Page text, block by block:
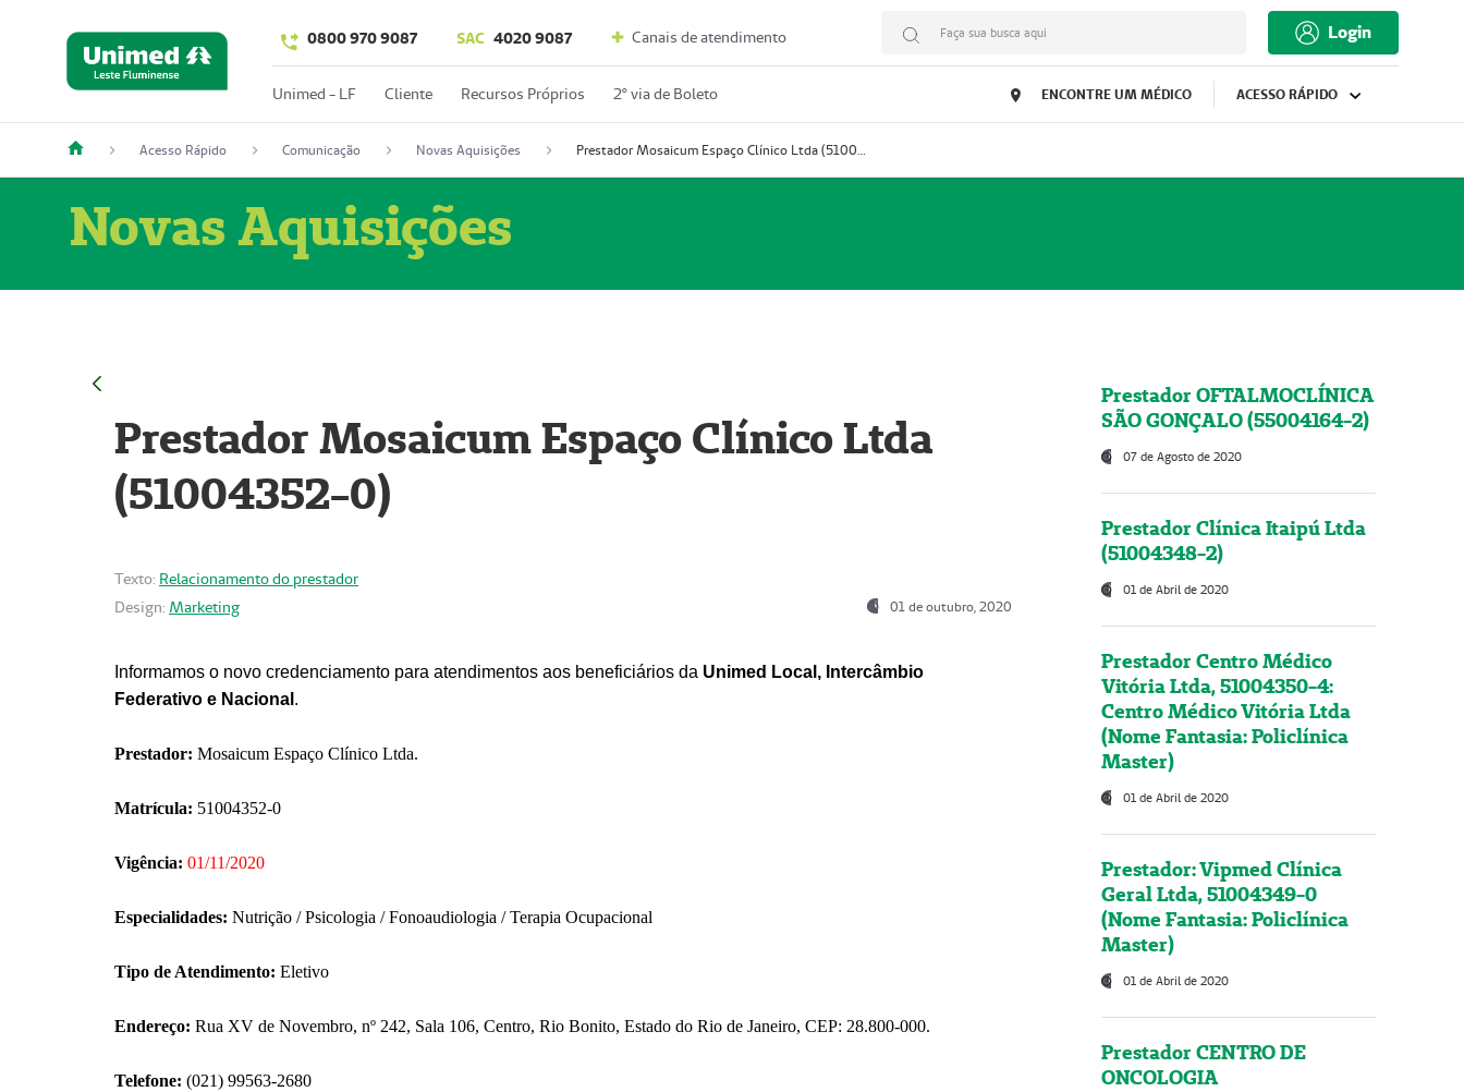
0800 970 9087 SAC 4020 9087 Canais de atendimento Faça sua busca aqui Login
Unimed - LF Cliente Recursos Próprios 2º via de Boleto ENCONTRE UM MÉDICO ACESSO RÁPIDO
Acesso Rápido Comunicação Novas Aquisições Prestador Mosaicum Espaço Clínico Ltda (51004352-0)
Novas Aquisições
Prestador Mosaicum Espaço Clínico Ltda
(51004352-0)
Texto: Relacionamento do prestador
Design: Marketing 01 de outubro, 2020
Informamos o novo credenciamento para atendimentos aos beneficiários da Unimed Local, Intercâmbio
Federativo e Nacional .
Prestador: Mosaicum Espaço Clínico Ltda.
Matrícula: 51004352-0
Vigência: 01/11/2020
Especialidades: Nutrição / Psicologia / Fonoaudiologia / Terapia Ocupacional
Tipo de Atendimento: Eletivo
Endereço: Rua XV de Novembro, nº 242, Sala 106, Centro, Rio Bonito, Estado do Rio de Janeiro, CEP: 28.800-000.
Telefone: (021) 99563-2680
Prestador OFTALMOCLÍNICA
SÃO GONÇALO (55004164-2)
07 de Agosto de 2020
Prestador Clínica Itaipú Ltda
(51004348-2)
01 de Abril de 2020
Prestador Centro Médico
Vitória Ltda, 51004350-4:
Centro Médico Vitória Ltda
(Nome Fantasia: Policlínica
Master)
01 de Abril de 2020
Prestador: Vipmed Clínica
Geral Ltda, 51004349-0
(Nome Fantasia: Policlínica
Master)
01 de Abril de 2020
Prestador CENTRO DE
ONCOLOGIA